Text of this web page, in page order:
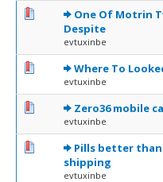
One Of Motrin
Despite
evtuxinbe
0 Votes - 0 sur 51
Where To
evtuxinbe
0 Votes - 0 sur 51
Zero36 mobile
evtuxinbe
0 Votes - 0 sur 5
1
Pills better than
shipping
evtuxinbe
0 Votes - 0 sur 5
1